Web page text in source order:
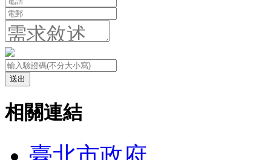
送出
相關連結